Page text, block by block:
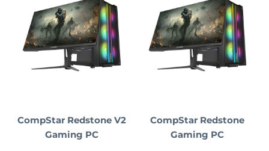
CompStar Redstone V2
Gaming PC
CompStar Redstone
Gaming PC